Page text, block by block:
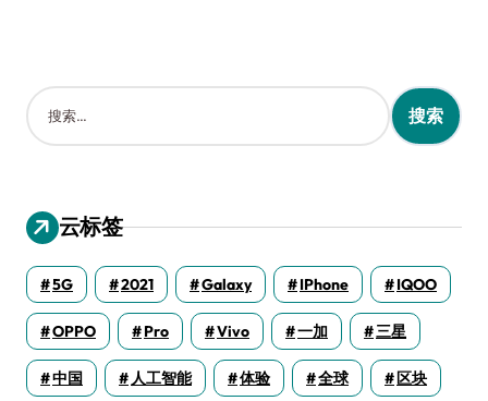
搜
索
：
云标签
5G 2021 Galaxy IPhone IQOO
OPPO Pro Vivo 一加 三星
中国 人工智能 体验 全球 区块